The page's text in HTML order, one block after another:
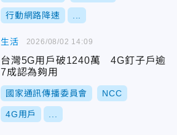
行動網路降速
生活
台灣5G用戶破1240萬 4G釘子戶逾
7成認為夠用
國家通訊傳播委員會 NCC
4G用戶
2026/08/02 14:09